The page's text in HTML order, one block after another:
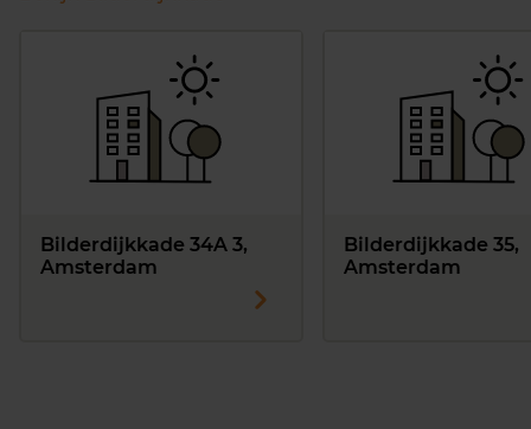
Bilderdijkkade 34A 3,
Amsterdam
Bilderdijkkade 35,
Amsterdam